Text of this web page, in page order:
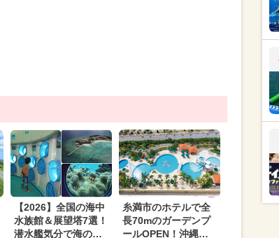
【2026】全国の海中
水族館＆展望塔7選！
潜水艦気分で海のな
糸満市のホテルで全
長70mのガーデンプ
ールOPEN！沖縄